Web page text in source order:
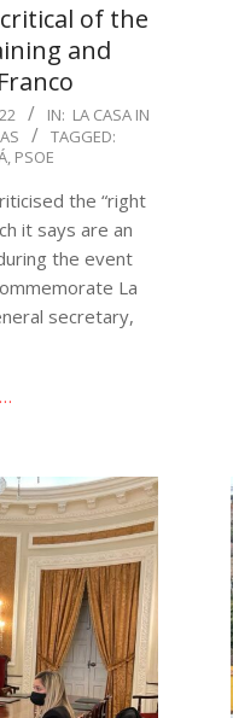
of the
and
IN: LA CASA IN
TAGGED:
PSOE
the “right
it says are an
the event
La
secretary,